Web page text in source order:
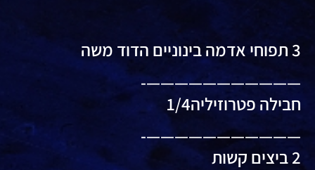
3 תפוחי אדמה בינוניים הדוד משה
———————————-
חבילה פטרוזיליה1/4
———————————-
2 ביצים קשות